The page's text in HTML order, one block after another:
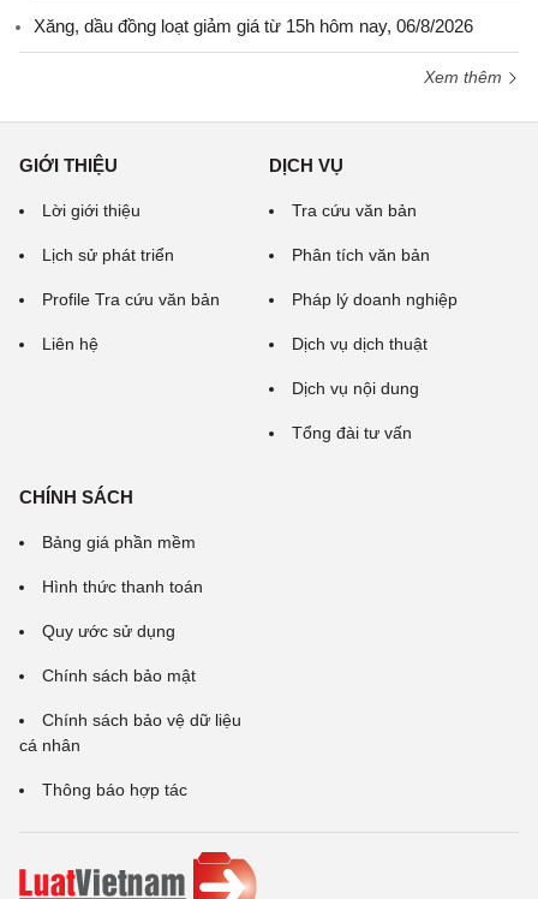
Xăng, dầu đồng loạt giảm giá từ 15h hôm nay, 06/8/2026
Xem thêm
GIỚI THIỆU
Lời giới thiệu
Lịch sử phát triển
Profile Tra cứu văn bản
Liên hệ
DỊCH VỤ
Tra cứu văn bản
Phân tích văn bản
Pháp lý doanh nghiệp
Dịch vụ dịch thuật
Dịch vụ nội dung
Tổng đài tư vấn
CHÍNH SÁCH
Bảng giá phần mềm
Hình thức thanh toán
Quy ước sử dụng
Chính sách bảo mật
Chính sách bảo vệ dữ liệu
cá nhân
Thông báo hợp tác